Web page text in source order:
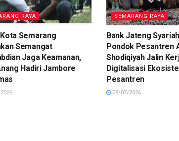
RAYA
Kota Semarang
Semangat
Jaga Keamanan,
Hadiri Jambore
SEMARANG RAYA
Bank Jateng
Pondok Pesantren
Shodiqiyah Jalin
Digitalisasi
Pesantren
28/07/2026